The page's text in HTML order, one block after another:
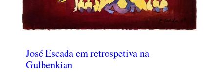
José Escada em retrospetiva na
Gulbenkian